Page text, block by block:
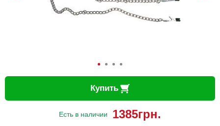
Купить
Есть в наличии 1385грн.